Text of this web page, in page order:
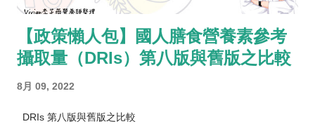
【政策懶人包】國人膳食營養素參考
攝取量（DRIs）第八版與舊版之比較
8月 09, 2022
DRIs 第八版與舊版之比較